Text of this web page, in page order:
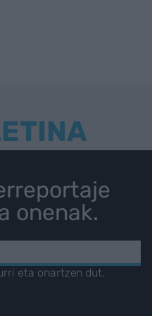
onenak.
eta onartzen dut.